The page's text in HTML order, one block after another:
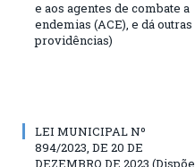
e aos agentes de combate a
endemias (ACE), e dá outras
providências)
LEI MUNICIPAL Nº
894/2023, DE 20 DE
DEZEMBRO DE 2023 (Dispõe